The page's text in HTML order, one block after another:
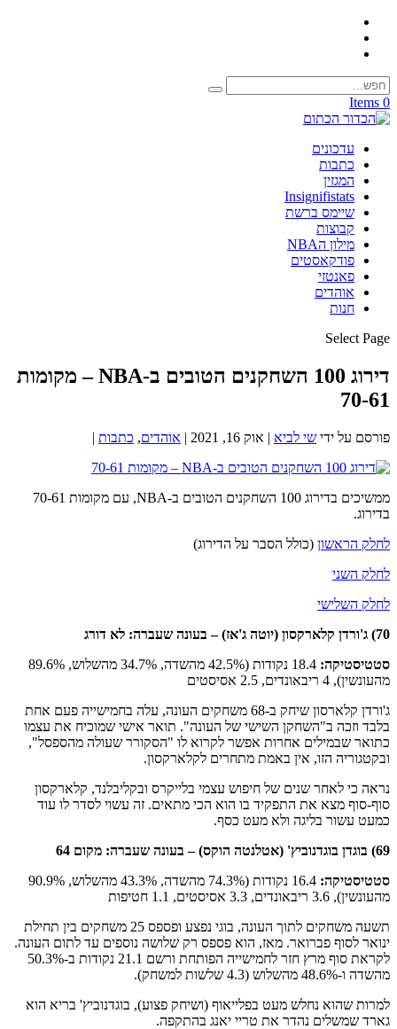
0 Items
עדכונים
כתבות
המגזין
Insignifistats
שיימס ברשת
קבוצות
מילון הNBA
פודקאסטים
פאנטזי
אוהדים
חנות
Select Page
דירוג 100 השחקנים הטובים ב-NBA – מקומות
70-61
פורסם על ידי שי לביא | אוק 16, 2021 | אוהדים, כתבות |
ממשיכים בדירוג 100 השחקנים הטובים ב-NBA, עם מקומות 70-61
בדירוג.
לחלק הראשון (כולל הסבר על הדירוג)
לחלק השני
לחלק השלישי
70) ג'ורדן קלארקסון (יוטה ג'אז) –
בעונה שעברה: לא דורג
סטטיסטיקה:
18.4 נקודות (42.5% מהשדה, 34.7% מהשלוש, 89.6%
מהעונשין), 4 ריבאונדים, 2.5 אסיסטים
ג'ורדן קלארסון שיחק ב-68 משחקים העונה, עלה בחמישייה פעם אחת
בלבד וזכה ב"השחקן השישי של העונה". תואר אישי שמוכיח את עצמו
כתואר שבמילים אחרות אפשר לקרוא לו "הסקורר שעולה מהספסל",
ובקטגוריה הזו, אין באמת מתחרים לקלארקסון.
נראה כי לאחר שנים של חיפוש עצמי בלייקרס ובקליבלנד, קלארקסון
סוף-סוף מצא את התפקיד בו הוא הכי מתאים. זה עשוי לסדר לו עוד
כמעט עשור בליגה ולא מעט כסף.
69) בוגדן בוגדנוביץ' (אטלנטה הוקס) –
בעונה שעברה: מקום 64
סטטיסטיקה:
16.4 נקודות (74.3% מהשדה, 43.3% מהשלוש, 90.9%
מהעונשין), 3.6 ריבאונדים, 3.3 אסיסטים, 1.1 חטיפות
תשעה משחקים לתוך העונה, בוגי נפצע ופספס 25 משחקים בין תחילת
ינואר לסוף פברואר. מאז, הוא פספס רק שלושה נוספים עד לתום העונה.
לקראת סוף מרץ חזר לחמישייה הפותחת ורשם 21.1 נקודות ב-50.3%
מהשדה ו-48.6% מהשלוש (4.3 שלשות למשחק).
למרות שהוא נחלש מעט בפלייאוף (ושיחק פצוע), בוגדנוביץ' בריא הוא
גארד שמשלים נהדר את טריי יאנג בהתקפה.